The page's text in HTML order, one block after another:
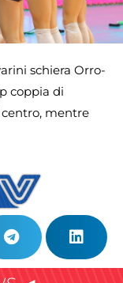
schiera Orro-
coppia di
mentre